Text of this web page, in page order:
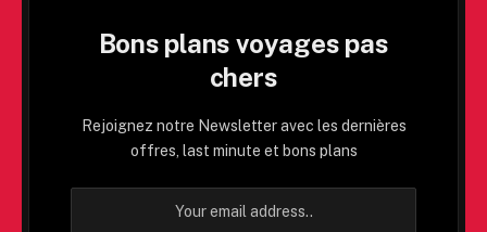
Bons plans voyages pas
chers
Rejoignez notre Newsletter avec les dernières
offres, last minute et bons plans